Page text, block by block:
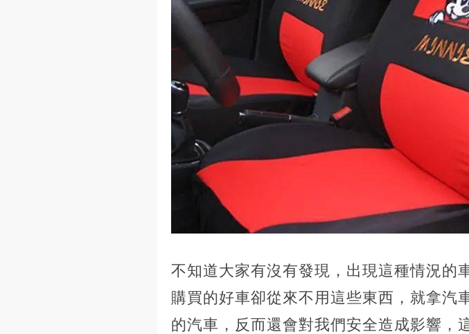
不知道大家有沒有發現，出現這種情況的
購買的好車卻從來不用這些東西，就拿汽
的汽車，反而還會對我們安全造成影響，